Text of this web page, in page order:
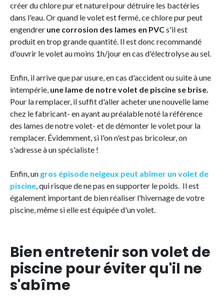
créer du chlore pur et naturel pour détruire les bactéries
dans l'eau. Or quand le volet est fermé, ce chlore pur peut
engendrer une corrosion des lames en PVCs'il est
produit en trop grande quantité. Il est donc recommandé
d'ouvrir le volet au moins 1h/jour en cas d'électrolyse au sel.
Enfin, il arrive que par usure, en cas d'accident ou suite à une
intempérie, une lame de notre volet de piscine se brise.
Pour la remplacer, il suffit d'aller acheter une nouvelle lame
chez le fabricant- en ayant au préalable noté la référence
des lames de notre volet- et de démonter le volet pour la
remplacer. Évidemment, si l'on n'est pas bricoleur, on
s'adresse à un spécialiste !
Enfin, un gros épisode neigeux peut abîmer un volet de
piscine, qui risque de ne pas en supporter le poids. Il est
également important de bien réaliser l'hivernage de votre
piscine, même si elle est équipée d'un volet.
Bien entretenir son volet de
piscine pour éviter qu'il ne
s'abîme